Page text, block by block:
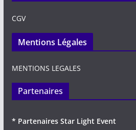
CGV
Mentions Légales
MENTIONS LEGALES
Partenaires
* Partenaires Star Light Event